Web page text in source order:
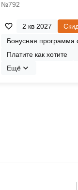
№792
2 кв 2027
Бонусная программа
Платите как хотите
Ещё